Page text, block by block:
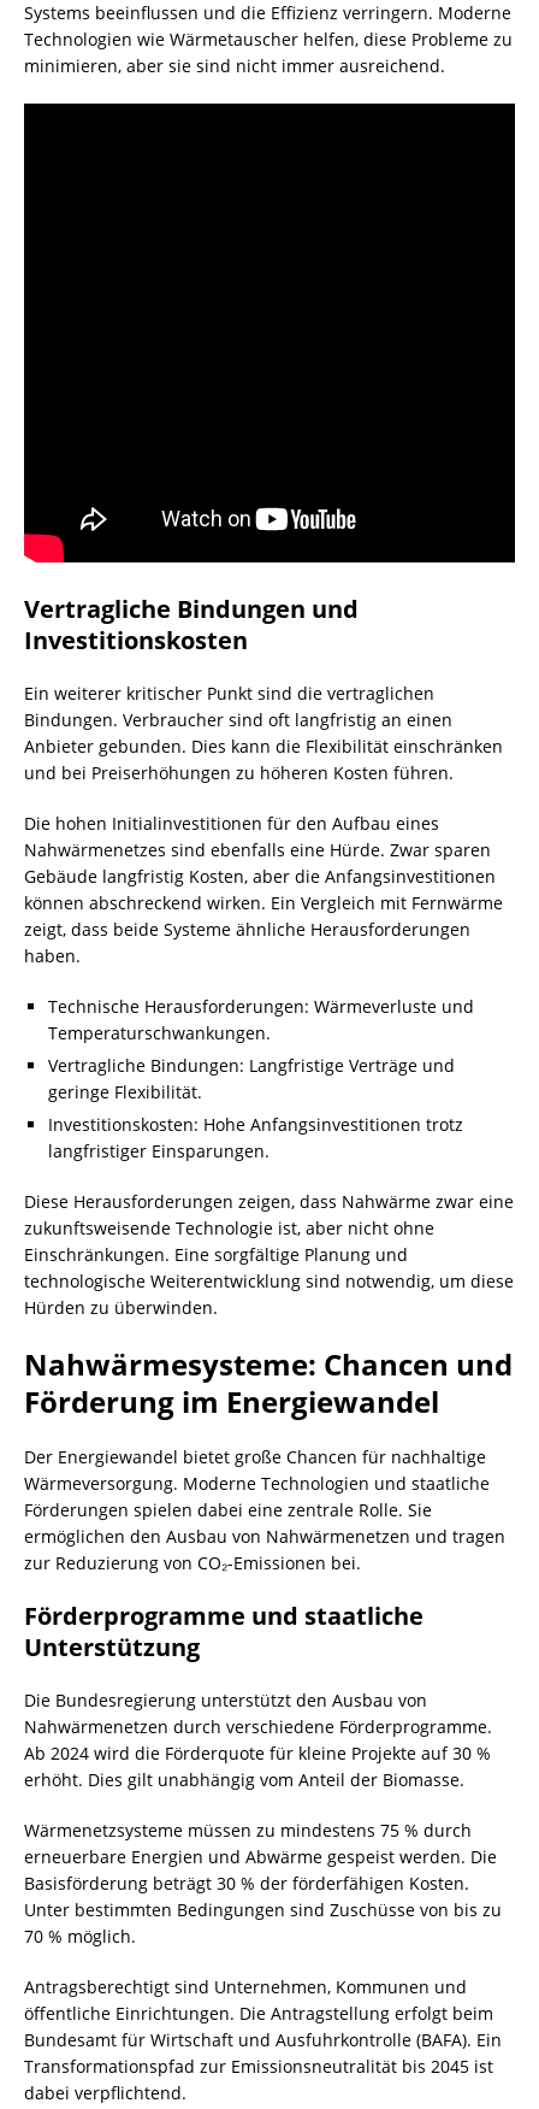
Systems beeinflussen und die Effizienz verringern. Moderne
Technologien wie Wärmetauscher helfen, diese Probleme zu
minimieren, aber sie sind nicht immer ausreichend.
Vertragliche Bindungen und
Investitionskosten
Ein weiterer kritischer Punkt sind die vertraglichen
Bindungen. Verbraucher sind oft langfristig an einen
Anbieter gebunden. Dies kann die Flexibilität einschränken
und bei Preiserhöhungen zu höheren Kosten führen.
Die hohen Initialinvestitionen für den Aufbau eines
Nahwärmenetzes sind ebenfalls eine Hürde. Zwar sparen
Gebäude langfristig Kosten, aber die Anfangsinvestitionen
können abschreckend wirken. Ein Vergleich mit Fernwärme
zeigt, dass beide Systeme ähnliche Herausforderungen
haben.
Technische Herausforderungen: Wärmeverluste und
Temperaturschwankungen.
Vertragliche Bindungen: Langfristige Verträge und
geringe Flexibilität.
Investitionskosten: Hohe Anfangsinvestitionen trotz
langfristiger Einsparungen.
Diese Herausforderungen zeigen, dass Nahwärme zwar eine
zukunftsweisende Technologie ist, aber nicht ohne
Einschränkungen. Eine sorgfältige Planung und
technologische Weiterentwicklung sind notwendig, um diese
Hürden zu überwinden.
Nahwärmesysteme: Chancen und
Förderung im Energiewandel
Der Energiewandel bietet große Chancen für nachhaltige
Wärmeversorgung. Moderne Technologien und staatliche
Förderungen spielen dabei eine zentrale Rolle. Sie
ermöglichen den Ausbau von Nahwärmenetzen und tragen
zur Reduzierung von CO₂-Emissionen bei.
Förderprogramme und staatliche
Unterstützung
Die Bundesregierung unterstützt den Ausbau von
Nahwärmenetzen durch verschiedene Förderprogramme.
Ab 2024 wird die Förderquote für kleine Projekte auf 30 %
erhöht. Dies gilt unabhängig vom Anteil der Biomasse.
Wärmenetzsysteme müssen zu mindestens 75 % durch
erneuerbare Energien und Abwärme gespeist werden. Die
Basisförderung beträgt 30 % der förderfähigen Kosten.
Unter bestimmten Bedingungen sind Zuschüsse von bis zu
70 % möglich.
Antragsberechtigt sind Unternehmen, Kommunen und
öffentliche Einrichtungen. Die Antragstellung erfolgt beim
Bundesamt für Wirtschaft und Ausfuhrkontrolle (BAFA). Ein
Transformationspfad zur Emissionsneutralität bis 2045 ist
dabei verpflichtend.